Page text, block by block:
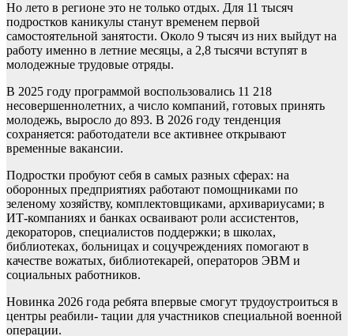
Но лето в регионе это не только отдых. Для 11 тысяч
подростков каникулы станут временем первой
самостоятельной занятости. Около 9 тысяч из них выйдут на
работу именно в летние месяцы, а 2,8 тысячи вступят в
молодежные трудовые отряды.
В 2025 году программой воспользовались 11 218
несовершеннолетних, а число компаний, готовых принять
молодежь, выросло до 893. В 2026 году тенденция
сохраняется: работодатели все активнее открывают
временные вакансии.
Подростки пробуют себя в самых разных сферах: на
оборонных предприятиях работают помощниками по
зеленому хозяйству, комплектовщиками, архивариусами; в
ИТ-компаниях и банках осваивают роли ассистентов,
декораторов, специалистов поддержки; в школах,
библиотеках, больницах и соцучреждениях помогают в
качестве вожатых, библиотекарей, операторов ЭВМ и
социальных работников.
Новинка 2026 года ребята впервые смогут трудоустроиться в
центры реабили- тации для участников специальной военной
операции.